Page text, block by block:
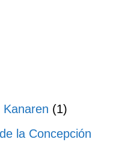
(1)
la Concepción